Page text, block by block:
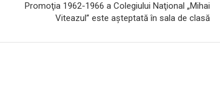
Promoţia 1962-1966 a Colegiului Naţional „Mihai
Viteazul” este aşteptată în sala de clasă